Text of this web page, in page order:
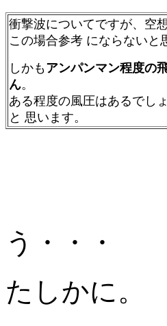
衝撃波についてですが、 空
この場合参考 にならないと
しかもアンパンマン程度の
ん。
ある程度の風圧はあるでし
と 思います。
う・・・
たしかに。